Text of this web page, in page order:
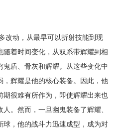
改动，从最早可以折射技能到现
着时间变化，从双系带辉耀到相
盾、骨灰和辉耀。从这些变化中
，辉耀是他的核心装备。因此，他
期很难有所作为，即使辉耀出来也
。然而，一旦幽鬼装备了辉耀、
球，他的战斗力迅速成型，成为对